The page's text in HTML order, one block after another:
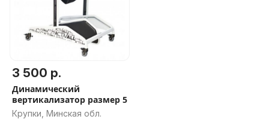
3 500 р.
Динамический
вертикализатор размер 5
Крупки, Минская обл.